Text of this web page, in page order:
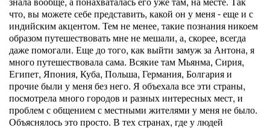
что, вы можете себе представить, какой он у меня - еще и с
индийским акцентом. Тем не менее, такие познания никоем
образом путешествовать мне не мешали, а, скорее, всегда
даже помогали. Еще до того, как выйти замуж за Антона, я
много путешествовала сама. Всякие там Мьянма, Сирия,
Египет, Япония, Куба, Польша, Германия, Болгария и
прочие были у меня без него. Я объехала все эти страны,
посмотрела много городов и разных интересных мест, и
проблем с общением с местными жителями у меня не было.
Объяснялось это просто. В тех странах, где у людей